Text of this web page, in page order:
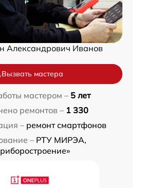
Александрович Иванов
Вызвать мастера
мастером – 5 лет
ремонтов – 1 330
– ремонт смартфонов
– РТУ МИРЭА,